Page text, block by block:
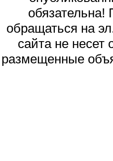
обращаться на
сайта не несет
размещенные